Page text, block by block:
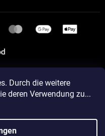
Durch die weitere
deren Verwendung zu...